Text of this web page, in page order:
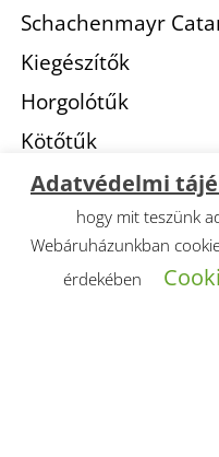
Schachenmayr
Kiegészítők
Horgolótűk
Kötőtűk
Adatvédelmi
hogy mit teszünk
Webáruházunkban
érdekében